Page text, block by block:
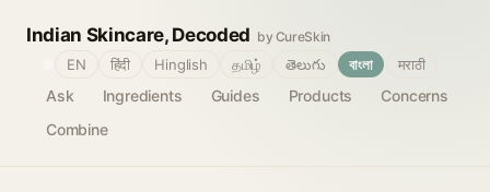
Indian Skincare, Decoded by CureSkin
Ask Ingredients Guides Products
Concerns
Combine
EN हिंदी Hinglish தமிழ் తెలుగు বাংলা मराठी